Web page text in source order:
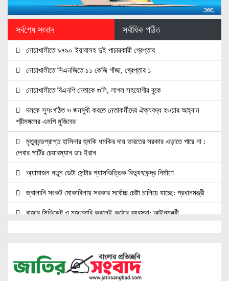
সর্বশেষ সংবাদ সর্বাধিক পঠিত
নোয়াখালীতে ৯৭৯০ ইয়াবাসহ দুই পাচারকারী গ্রেপ্তার
নোয়াখালীতে সিএনজিতে ১১ কেজি গাঁজা, গ্রেপ্তার ১
নোয়াখালীতে বিএনপি নেতাকে গুলি, লাগল সহযোগীর বুকে
দলকে সুসংগঠিত ও জনমুখী করতে নেতাকর্মীদের ঐক্যবদ্ধ হওয়ার আহ্বান
শ্রীমঙ্গলের এমপি মুজিবের
মৃত্যুদন্ডপ্রাপ্ত হাসিনার হুমকি ধমকির দায় ভারতের সরকার এড়াতে পারে না :
লেবার পার্টির চেয়ারম্যান ডাঃ ইরান
অ্যামাজন নতুন ডেটা সেন্টার গ্যাসভিত্তিক বিদ্যুৎকেন্দ্র নির্মাণে
জ্বালানি সংকট মোকাবিলায় সরকার সর্বোচ্চ চেষ্টা চালিয়ে যাচ্ছে: প্রধানমন্ত্রী
বাজার সিন্ডিকেট ও মজুতদারি করলেই কঠোর ব্যবস্থা: আইনমন্ত্রী
ইসলাম প্রতিষ্ঠিত হলেই সমাজ ও রাষ্ট্রের সব সমস্যার সমাধান হবে: ইসলামী
সমাজ